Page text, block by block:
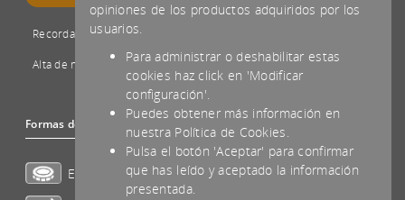
Recordar password
Alta de nuevo cliente
Formas de pago aceptadas
Efectivo
opiniones de los productos adquiridos por los
usuarios.
Para administrar o deshabilitar estas
cookies haz click en 'Modificar
configuración'.
Puedes obtener más información en
nuestra Política de Cookies.
Pulsa el botón 'Aceptar' para confirmar
que has leído y aceptado la información
presentada.